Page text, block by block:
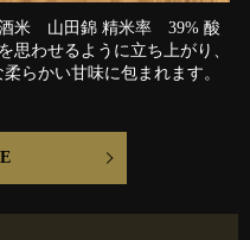
米 山田錦 精米率 39% 酸
わせるように立ち上がり、
らかい甘味に包まれます。